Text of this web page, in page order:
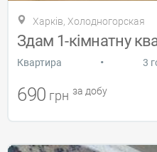
Харків, Холодногорская
Здам 1-кімнатну
Квартира • 3
690 грн за добу